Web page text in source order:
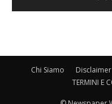
Chi Siamo Disclaimer
TERMINI E